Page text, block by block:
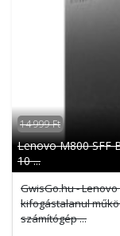
14 999 Ft
Lenovo M800 SFF
10 ...
GwisGo.hu -
kifogástalanul
számítógép ...